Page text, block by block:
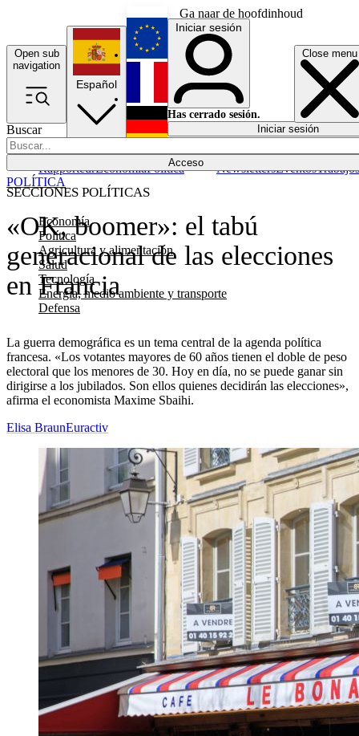
Ga naar de hoofdinhoud
Open sub
navigation
Close menu
Buscar
Acceso
SECCIONES POLÍTICAS
Economía
Política
Agricultura y alimentación
Salud
Tecnología
Energía, medio ambiente y transporte
Defensa
RapporteurEconomíaPolítica NewslettersEventosTrabajos
Español
English
Français
Iniciar sesión
Has cerrado sesión.
Iniciar sesión
«OK, boomer»: el tabú
generacional de las elecciones
en Francia
La guerra demográfica es un tema central de la agenda política
francesa. «Los votantes mayores de 60 años tienen el doble de peso
electoral que los menores de 30. Hoy en día, no se puede ganar sin
dirigirse a los jubilados. Son ellos quienes decidirán las elecciones»,
afirma el economista Maxime Sbaihi.
POLÍTICA
Elisa BraunEuractiv